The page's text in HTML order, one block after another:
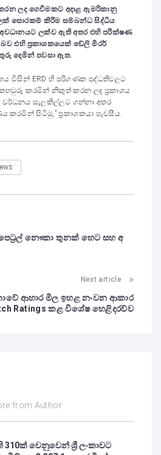
ලද ගෙවීමකට අදාළ ඇමරිකානු
සොරකම් කිරීම සම්බන්ධ සිද්ධිය
අවධානයට ලක්ව ඇති අතර එහි පරීක්ෂණ
එහි ප්‍රකාශකයෙක් ඩේලි මිරර්
දෙමින් පවසා ඇත.
විසින් ERD හි පරිගණක පද්ධතිවලට
කරමින් නිකුත් කරන ලද ප්‍රකාශය
වර්ධනය සැලකිල්ලට ගන්නා අතර
සිටිමු,” ප්‍රකාශකයා පැවසීය.
නෞකා තුනක් හෙට සහ අ
Next article
ආහාර මිල ඉහළ නංවන ආකාර
Ratings කළ විශේෂ හෙළිදරව්ව
from Author
310ක් වෙනුවෙන් ශ්‍රී ලංකාවට